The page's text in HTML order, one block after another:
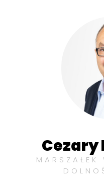
Cezary
MARSZAŁEK